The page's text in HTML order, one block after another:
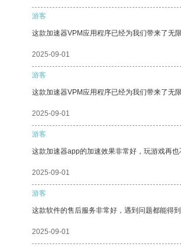
游客
这款加速器VPM应用程序已经为我们带来了无
2025-09-01
游客
这款加速器VPM应用程序已经为我们带来了无
2025-09-01
游客
这款加速器app的加速效果非常好，玩游戏再
2025-09-01
游客
这款软件的售后服务非常好，遇到问题都能得到
2025-09-01